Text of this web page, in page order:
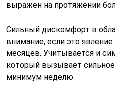
выражен на протяжении
Сильный дискомфорт в
внимание, если это
месяцев. Учитывается и
который вызывает
минимум неделю